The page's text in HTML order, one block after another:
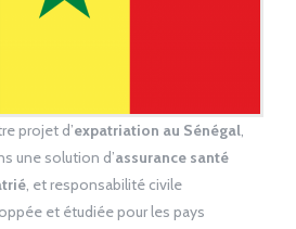
projet d’expatriation au Sénégal,
une solution d’assurance santé
, et responsabilité civile
et étudiée pour les pays